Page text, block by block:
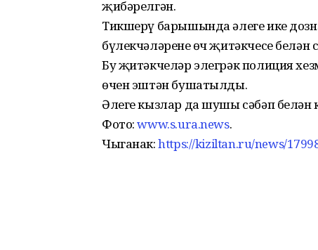
җибәрелгән.
Тикшерү барышында әлеге ике
бүлекчәләренең өч җитәкчесе
Бу җитәкчеләр элегрәк полиция
өчен эштән бушатылды.
Әлеге кызлар да шушы сәбәп белән
Фото:www.s.ura.news.
Чыганак:https://kiziltan.ru/news/